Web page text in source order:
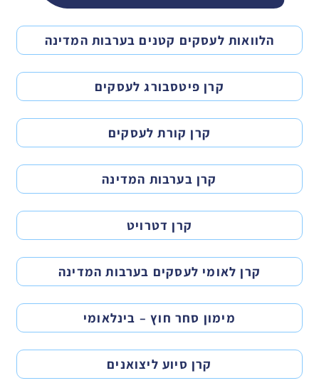
הלוואות לעסקים קטנים בערבות המדינה
קרן פיטסבורג לעסקים
קרן קורת לעסקים
קרן בערבות המדינה
קרן דטרויט
קרן לאומי לעסקים בערבות המדינה
מימון סחר חוץ – בינלאומי
קרן סיוע ליצואנים